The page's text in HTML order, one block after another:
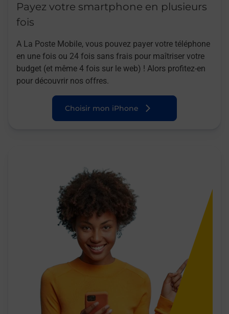
Payez votre smartphone en plusieurs
fois
A La Poste Mobile, vous pouvez payer votre téléphone
en une fois ou 24 fois sans frais pour maîtriser votre
budget (et même 4 fois sur le web) ! Alors profitez-en
pour découvrir nos offres.
Choisir mon iPhone